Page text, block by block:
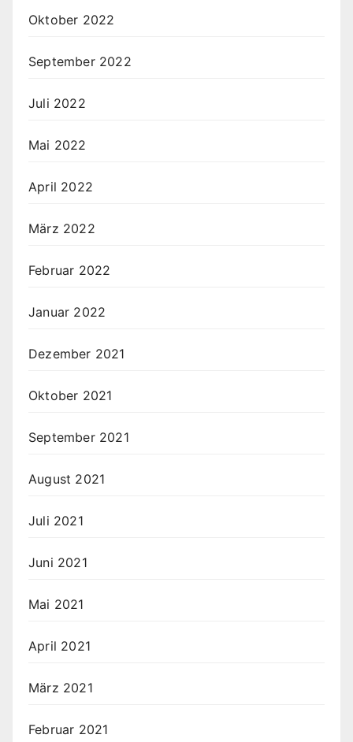
Oktober 2022
September 2022
Juli 2022
Mai 2022
April 2022
März 2022
Februar 2022
Januar 2022
Dezember 2021
Oktober 2021
September 2021
August 2021
Juli 2021
Juni 2021
Mai 2021
April 2021
März 2021
Februar 2021